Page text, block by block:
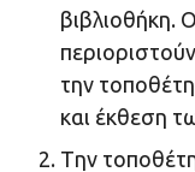
βιβλιοθήκη.
την
και έκθεση
Tην